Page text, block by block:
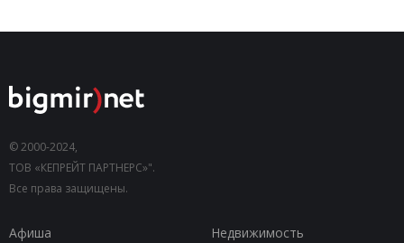
© 2000-2024,
ТОВ «КЕПРЕЙТ ПАРТНЕРС»".
Все права защищены.
Афиша
Недвижимость